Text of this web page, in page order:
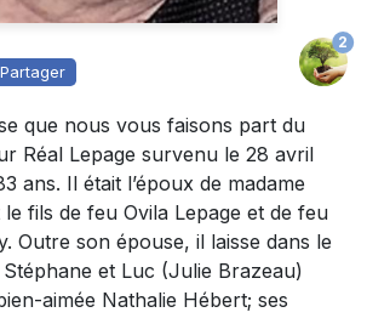
Partager
2
que nous vous faisons part du
Réal Lepage survenu le 28 avril
ans. Il était l’époux de madame
fils de feu Ovila Lepage et de feu
Outre son épouse, il laisse dans le
et Luc (Julie Brazeau)
aimée Nathalie Hébert; ses